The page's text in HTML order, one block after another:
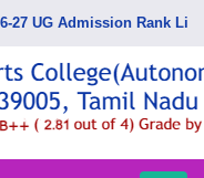
Admission Rank List